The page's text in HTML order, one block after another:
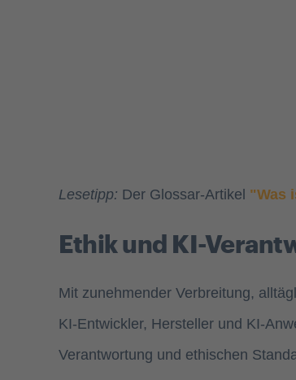
Lesetipp: Der Glossar-Artikel "Was
Ethik und KI-
Mit zunehmender Verbreitung,
KI-Entwickler, Hersteller und KI-
Verantwortung und ethischen